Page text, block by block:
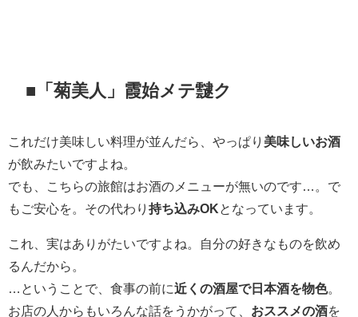
■「菊美人」霞始メテ靆ク
これだけ美味しい料理が並んだら、やっぱり 美味しいお酒
が飲みたいですよね。
でも、こちらの旅館はお酒のメニューが無いのです…。で
もご安心を。その代わり 持ち込みOKとなっています。
これ、実はありがたいですよね。自分の好きなものを飲め
るんだから。
…ということで、食事の前に近くの酒屋で日本酒を物色。
お店の人からもいろんな話をうかがって、 おススメの酒を